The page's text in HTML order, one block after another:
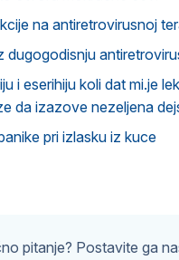
na antiretrovirusnoj
dugogodisnju
i eserihiju koli dat mi.je
da izazove nezeljena
pri izlasku iz kuce
pitanje? Postavite ga